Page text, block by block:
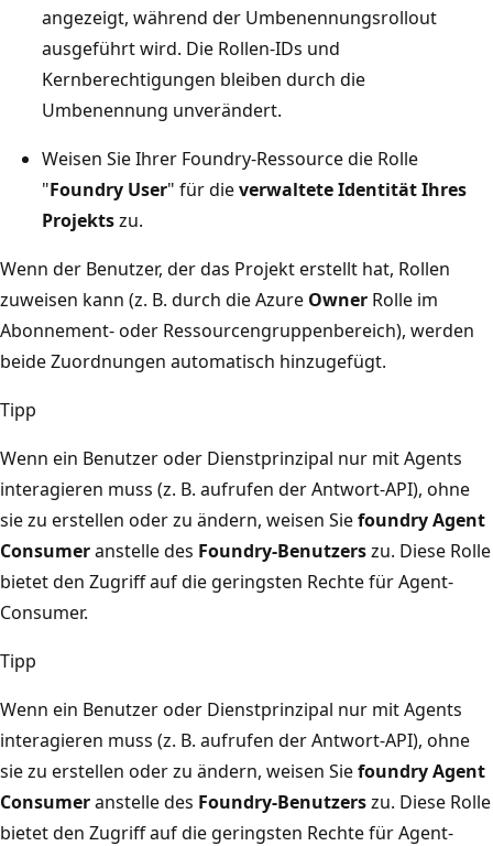
angezeigt, während der Umbenennungsrollout
ausgeführt wird. Die Rollen-IDs und
Kernberechtigungen bleiben durch die
Umbenennung unverändert.
Weisen Sie Ihrer Foundry-Ressource die Rolle
"Foundry User" für dieverwaltete Identität Ihres
Projektszu.
Wenn der Benutzer, der das Projekt erstellt hat, Rollen
zuweisen kann (z. B. durch die Azure Owner Rolle im
Abonnement- oder Ressourcengruppenbereich), werden
beide Zuordnungen automatisch hinzugefügt.
Tipp
Wenn ein Benutzer oder Dienstprinzipal nur mit Agents
interagieren muss (z. B. aufrufen der Antwort-API), ohne
sie zu erstellen oder zu ändern, weisen Siefoundry Agent
Consumeranstelle des Foundry-Benutzerszu. Diese Rolle
bietet den Zugriff auf die geringsten Rechte für Agent-
Consumer.
Tipp
Wenn ein Benutzer oder Dienstprinzipal nur mit Agents
interagieren muss (z. B. aufrufen der Antwort-API), ohne
sie zu erstellen oder zu ändern, weisen Siefoundry Agent
Consumeranstelle des Foundry-Benutzerszu. Diese Rolle
bietet den Zugriff auf die geringsten Rechte für Agent-